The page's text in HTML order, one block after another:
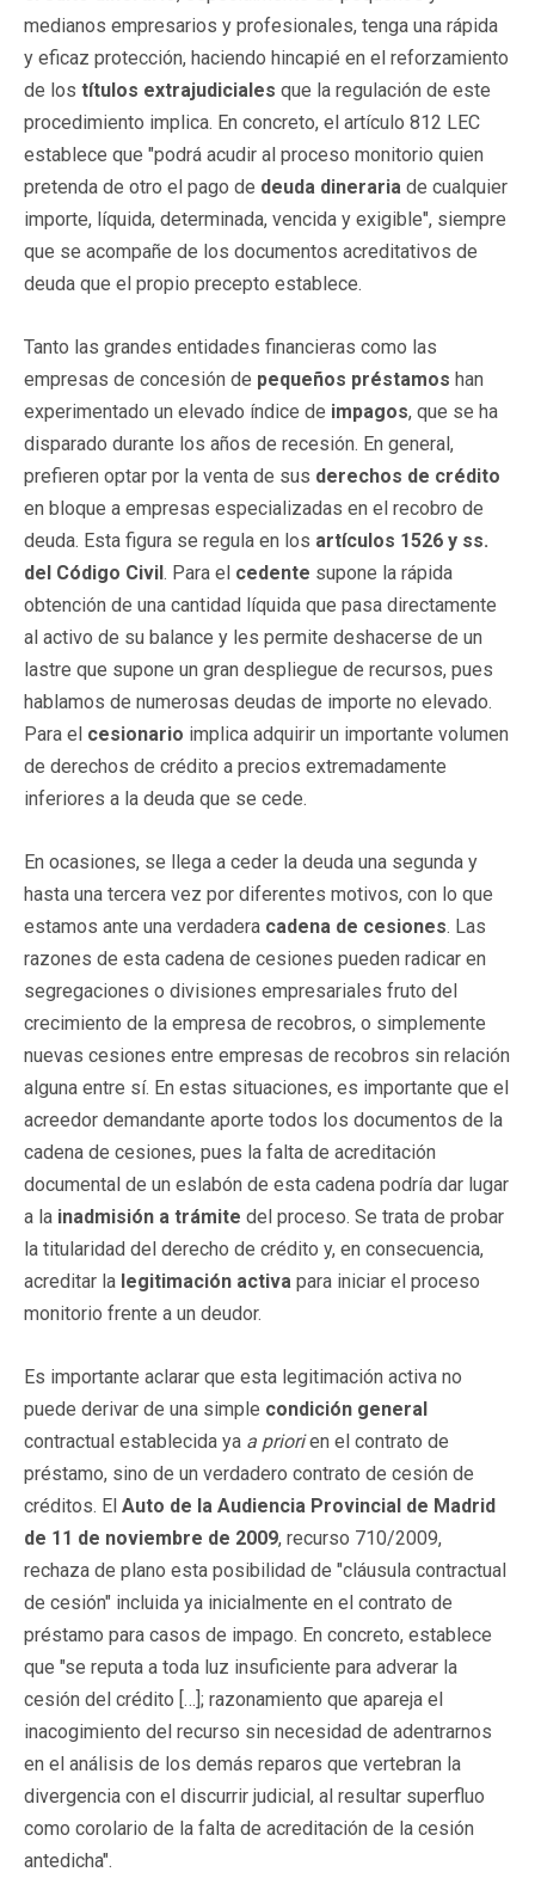
medianos empresarios y profesionales, tenga una rápida
y eficaz protección, haciendo hincapié en el reforzamiento
de los títulos extrajudiciales que la regulación de este
procedimiento implica. En concreto, el artículo 812 LEC
establece que "podrá acudir al proceso monitorio quien
pretenda de otro el pago de deuda dineraria de cualquier
importe, líquida, determinada, vencida y exigible", siempre
que se acompañe de los documentos acreditativos de
deuda que el propio precepto establece.
Tanto las grandes entidades financieras como las
empresas de concesión de pequeños préstamos han
experimentado un elevado índice de impagos, que se ha
disparado durante los años de recesión. En general,
prefieren optar por la venta de sus derechos de crédito
en bloque a empresas especializadas en el recobro de
deuda. Esta figura se regula en los artículos 1526 y ss.
del Código Civil. Para el cedente supone la rápida
obtención de una cantidad líquida que pasa directamente
al activo de su balance y les permite deshacerse de un
lastre que supone un gran despliegue de recursos, pues
hablamos de numerosas deudas de importe no elevado.
Para el cesionario implica adquirir un importante volumen
de derechos de crédito a precios extremadamente
inferiores a la deuda que se cede.
En ocasiones, se llega a ceder la deuda una segunda y
hasta una tercera vez por diferentes motivos, con lo que
estamos ante una verdadera cadena de cesiones. Las
razones de esta cadena de cesiones pueden radicar en
segregaciones o divisiones empresariales fruto del
crecimiento de la empresa de recobros, o simplemente
nuevas cesiones entre empresas de recobros sin relación
alguna entre sí. En estas situaciones, es importante que el
acreedor demandante aporte todos los documentos de la
cadena de cesiones, pues la falta de acreditación
documental de un eslabón de esta cadena podría dar lugar
a la inadmisión a trámite del proceso. Se trata de probar
la titularidad del derecho de crédito y, en consecuencia,
acreditar la legitimación activa para iniciar el proceso
monitorio frente a un deudor.
Es importante aclarar que esta legitimación activa no
puede derivar de una simple condición general
contractual establecida ya a priorien el contrato de
préstamo, sino de un verdadero contrato de cesión de
créditos. El Auto de la Audiencia Provincial de Madrid
de 11 de noviembre de 2009, recurso 710/2009,
rechaza de plano esta posibilidad de "cláusula contractual
de cesión" incluida ya inicialmente en el contrato de
préstamo para casos de impago. En concreto, establece
que "se reputa a toda luz insuficiente para adverar la
cesión del crédito […]; razonamiento que apareja el
inacogimiento del recurso sin necesidad de adentrarnos
en el análisis de los demás reparos que vertebran la
divergencia con el discurrir judicial, al resultar superfluo
como corolario de la falta de acreditación de la cesión
antedicha".